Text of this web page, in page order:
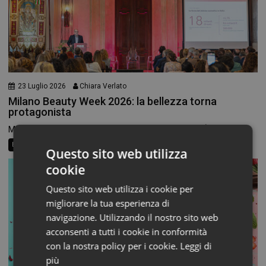
23 Luglio 2026 Chiara Verlato
Milano Beauty Week 2026: la bellezza torna
protagonista
Milano si prepara a tornare capitale della bellezza. È...
Beauty News
Questo sito web utilizza
cookie
Questo sito web utilizza i cookie per
migliorare la tua esperienza di
navigazione. Utilizzando il nostro sito web
acconsenti a tutti i cookie in conformità
con la nostra policy per i cookie. Leggi di
più